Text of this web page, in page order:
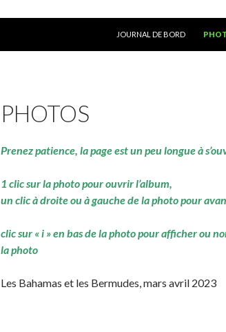
JOURNAL DE BORD
PHOTOS
Prenez patience, la page est un peu longue à
1 clic sur la photo pour ouvrir l’album,
un clic à droite ou à gauche de la photo pour
clic sur « i » en bas de la photo pour afficher ou
la photo
Les Bahamas et les Bermudes, mars avril 2023